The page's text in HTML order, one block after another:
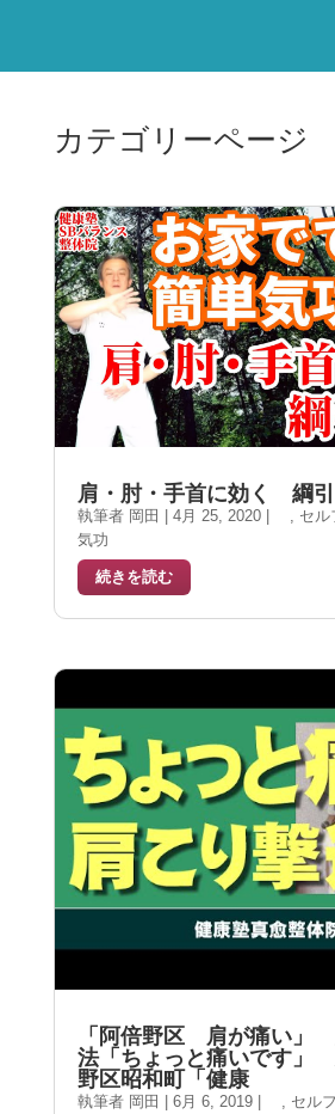
カテゴリーページ
肩・肘・手首に効く 綱
執筆者 岡田 | 4月 25, 2020| セル
気功
続きを読む
「阿倍野区 肩が痛い」
法「ちょっと痛いです」
野区昭和町「健康
執筆者 岡田 | 6月 6, 2019| セル